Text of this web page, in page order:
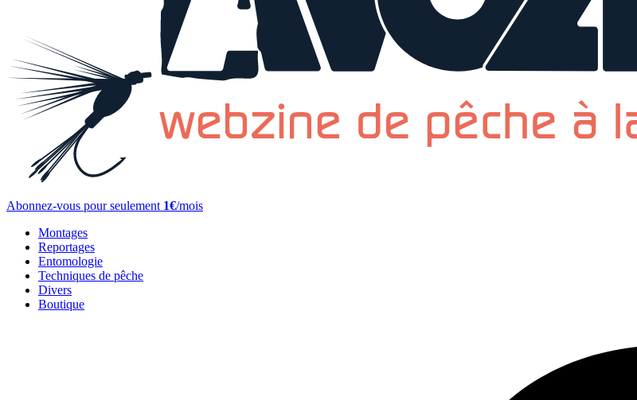
Abonnez-vous pour seulement 1€/mois
Montages
Reportages
Entomologie
Techniques de pêche
Divers
Boutique